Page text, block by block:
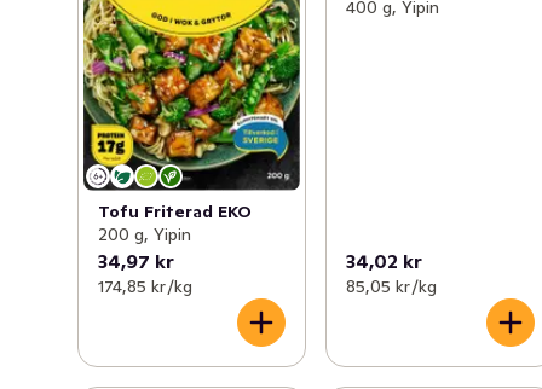
producerar vi Sveriges mest köpta tofu av KRAV-
ekologiska sojabönor från EU och har utvecklat ett brett
sortiment från alspånsrökt tofu till tempeh och nudlar.
Tofu Friterad EKO
200 g, Yipin
34,97 kr
174,85 kr /kg
400 g, Yipin
34,02 kr
85,05 kr /kg